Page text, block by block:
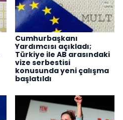
Cumhurbaşkanı
Yardımcısı açıkladı;
Türkiye ile AB arasındaki
vize serbestisi
konusunda yeni çalışma
başlatıldı